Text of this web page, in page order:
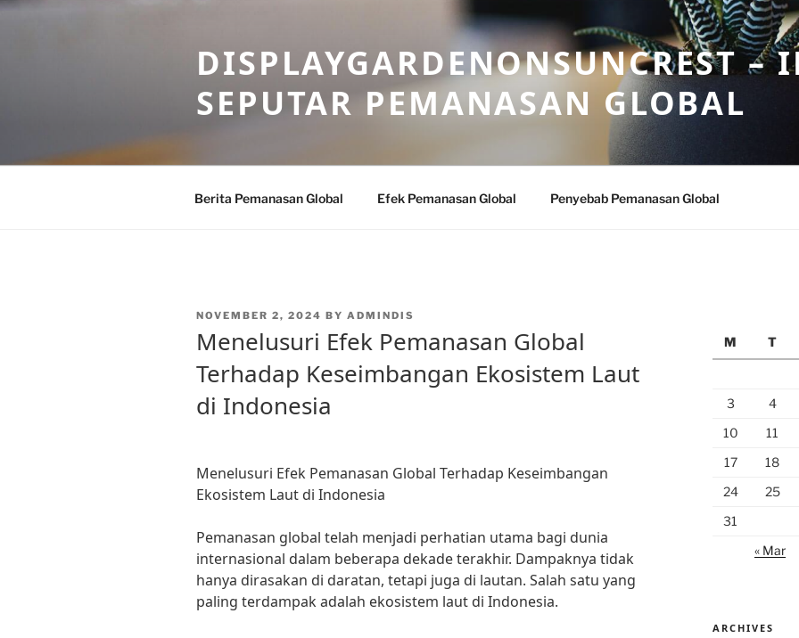
Skip
DISPLAYGARDENONSUNCREST –
SEPUTAR PEMANASAN GLOBAL
Berita Pemanasan Global Efek Pemanasan Global Penyebab Pemanasan Global
POSTED
NOVEMBER 2, 2024 BY ADMINDIS
Menelusuri Efek Pemanasan Global
Terhadap Keseimbangan Ekosistem Laut
di Indonesia
Menelusuri Efek Pemanasan Global Terhadap Keseimbangan
Ekosistem Laut di Indonesia
Pemanasan global telah menjadi perhatian utama bagi dunia
internasional dalam beberapa dekade terakhir. Dampaknya tidak
hanya dirasakan di daratan, tetapi juga di lautan. Salah satu yang
paling terdampak adalah ekosistem laut di Indonesia.
M
T
3
4
10
11
17
18
24
25
31
« Mar
ARCHIVES